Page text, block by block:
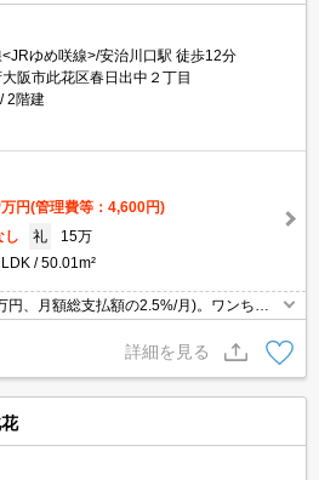
ゆめ咲線>/安治川口駅 徒歩12分
阪市此花区春日出中２丁目
2階建
万円(管理費等：4,600円)
し 礼
15万
50.01m²
、月額総支払額の2.5%/月)。ワンちゃ
詳細を見る